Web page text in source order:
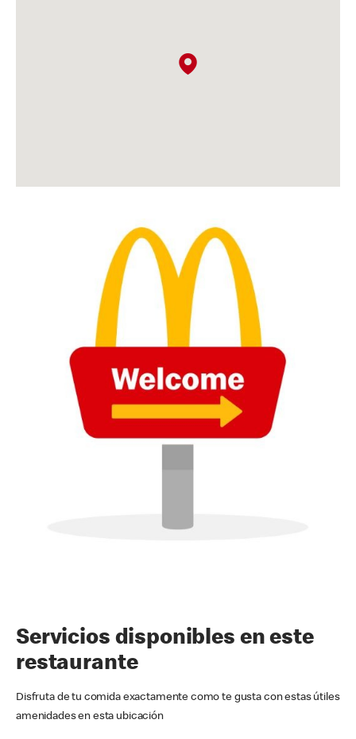
Servicios disponibles en este
restaurante
Disfruta de tu comida exactamente como te gusta con estas útiles
amenidades en esta ubicación